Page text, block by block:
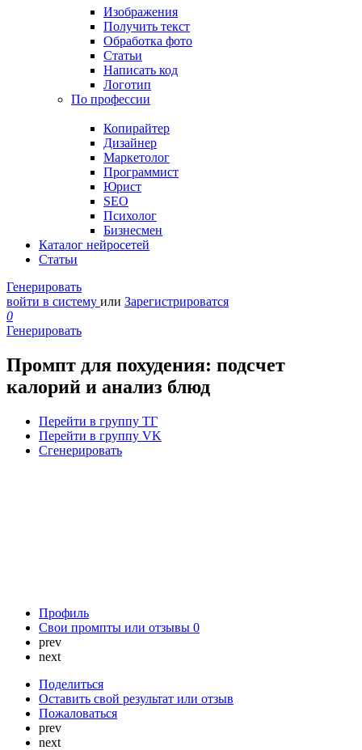
Изображения
Получить текст
Обработка фото
Статьи
Написать код
Логотип
По профессии
Копирайтер
Дизайнер
Маркетолог
Программист
Юрист
SEO
Психолог
Бизнесмен
Каталог нейросетей
Статьи
Генерировать
войти в систему или Зарегистрироватся
0
Генерировать
Промпт для похудения: подсчет
калорий и анализ блюд
Перейти в группу ТГ
Перейти в группу VK
Сгенерировать
Профиль
Свои промпты или отзывы 0
prev
next
Поделиться
Оставить свой результат или отзыв
Пожаловаться
prev
next